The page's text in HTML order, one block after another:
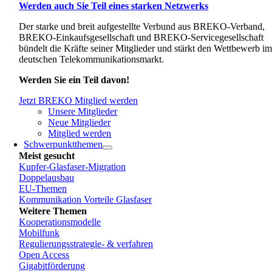
Werden auch Sie Teil eines starken Netzwerks
Der starke und breit aufgestellte Verbund aus BREKO-Verband,
BREKO-Einkaufsgesellschaft und BREKO-Servicegesellschaft
bündelt die Kräfte seiner Mitglieder und stärkt den Wettbewerb im
deutschen Telekommunikationsmarkt.
Werden Sie ein Teil davon!
Jetzt BREKO Mitglied werden
Unsere Mitglieder
Neue Mitglieder
Mitglied werden
Schwerpunktthemen
Meist gesucht
Kupfer-Glasfaser-Migration
Doppelausbau
EU-Themen
Kommunikation Vorteile Glasfaser
Weitere Themen
Kooperationsmodelle
Mobilfunk
Regulierungsstrategie- & verfahren
Open Access
Gigabitförderung